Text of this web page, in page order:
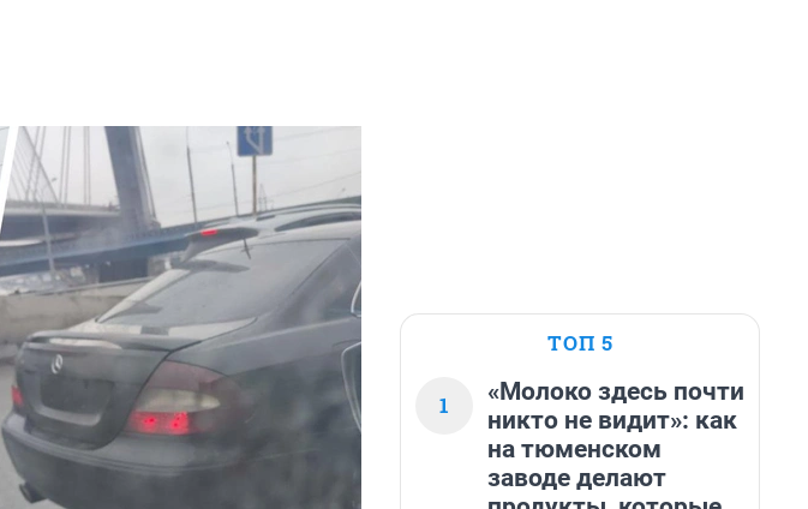
ТОП 5
1
«Молоко здесь почти
никто не видит»: как
на тюменском
заводе делают